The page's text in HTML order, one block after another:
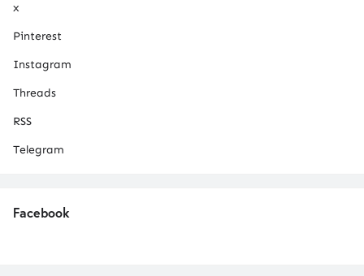
x
Pinterest
Instagram
Threads
RSS
Telegram
Facebook